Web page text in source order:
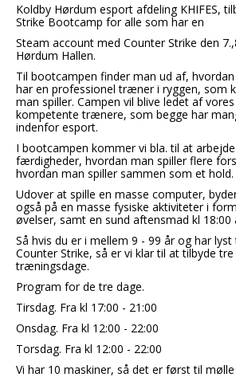
Koldby Hørdum esport afdeling KHIFES,
Strike Bootcamp for alle som har en
Steam account med Counter Strike den
Hørdum Hallen.
Til bootcampen finder man ud af,
har en professionel træner i ryggen, som
man spiller. Campen vil blive ledet af
kompetente trænere, som begge har
indenfor esport.
I bootcampen kommer vi bla. til at
færdigheder, hvordan man spiller flere
hvordan man spiller sammen som et hold.
Udover at spille en masse computer,
også på en masse fysiske aktiviteter i
øvelser, samt en sund aftensmad kl 18:00
Så hvis du er i mellem 9 - 99 år og har
Counter Strike, så er vi klar til at tilbyde
træningsdage.
Program for de tre dage.
Tirsdag. Fra kl 17:00 - 21:00
Onsdag. Fra kl 12:00 - 22:00
Torsdag. Fra kl 12:00 - 22:00
Vi har 10 maskiner, så det er først til